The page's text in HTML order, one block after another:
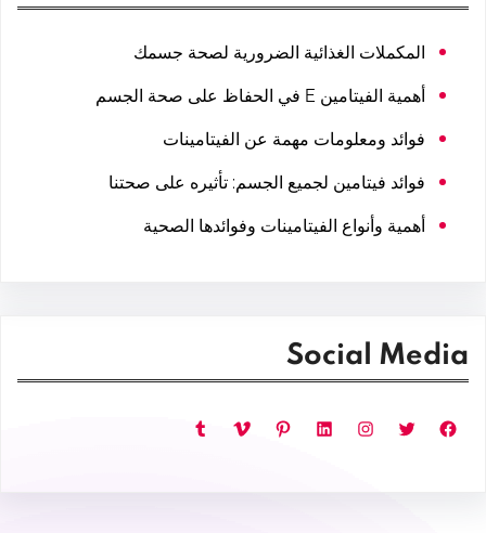
المكملات الغذائية الضرورية لصحة جسمك
أهمية الفيتامين E في الحفاظ على صحة الجسم
فوائد ومعلومات مهمة عن الفيتامينات
فوائد فيتامين لجميع الجسم: تأثيره على صحتنا
أهمية وأنواع الفيتامينات وفوائدها الصحية
Social Media
فيسبوك تويتر إنستجرام لينكد إن بينتريست فيميو تمبلر